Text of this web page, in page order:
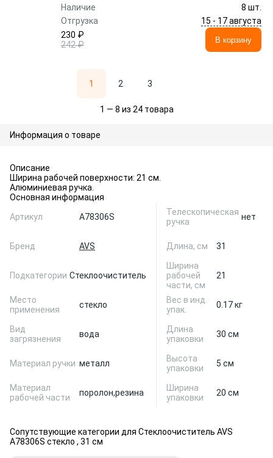
Наличие
8 шт.
Отгрузка
15 - 17 августа
230 ₽
242 ₽
В корзину
1 2 3
1 — 8 из 24 товара
Информация о товаре
Описание
Ширина рабочей поверхности: 21 см.
Алюминиевая ручка.
Основная информация
Артикул
A78306S
Бренд AVS
Подкатегории Стеклоочиститель
Место
применения
стекло
Вид
загрязнения
вода
Материал ручки металл
Материал
рабочей части
поролон,резина
Телескопическая
ручка
нет
Длина, см
31
Ширина
рабочей
части, см
21
Вес в инд.
упак.
0.17 кг
Длина
упаковки
30 см
Высота
упаковки
5 см
Ширина
упаковки
20 см
Сопутствующие категории для Стеклоочиститель AVS
A78306S стекло , 31 см